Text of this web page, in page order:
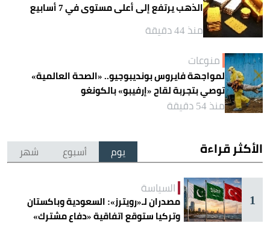
الذهب يرتفع إلى أعلى مستوى في 7 أسابيع
منذ 44 دقيقة
منوعات
لمواجهة فايروس بونديبوجيو.. «الصحة العالمية»
توصي بتجربة لقاح «إرفيبو» بالكونغو
منذ 54 دقيقة
الأكثر قراءة يوم أسبوع شهر
1
السياسة
مصدران لـ«رويترز»: السعودية وباكستان
وتركيا ستوقع اتفاقية «دفاع مشترك»